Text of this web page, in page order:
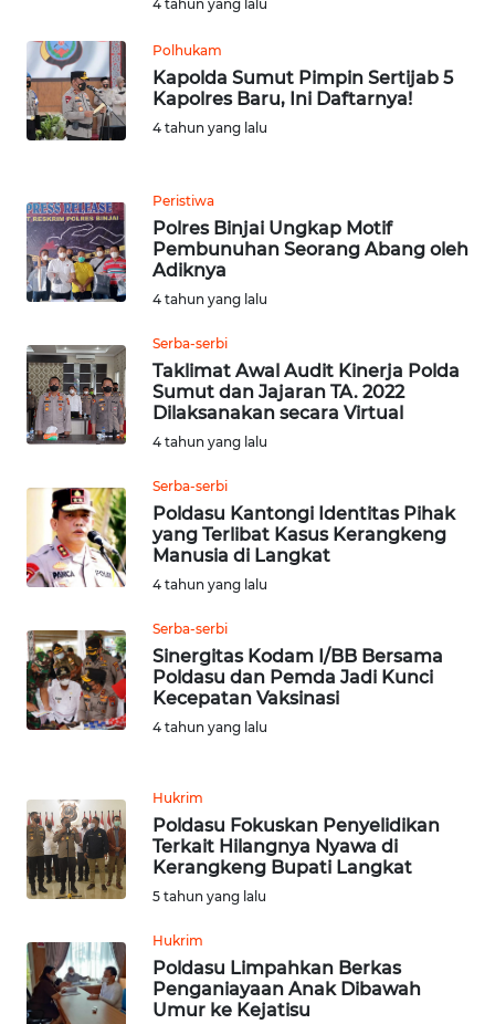
4 tahun yang lalu
Polhukam
Kapolda Sumut Pimpin Sertijab 5
Kapolres Baru, Ini Daftarnya!
4 tahun yang lalu
Peristiwa
Polres Binjai Ungkap Motif
Pembunuhan Seorang Abang oleh
Adiknya
4 tahun yang lalu
Serba-serbi
Taklimat Awal Audit Kinerja Polda
Sumut dan Jajaran TA. 2022
Dilaksanakan secara Virtual
4 tahun yang lalu
Serba-serbi
Poldasu Kantongi Identitas Pihak
yang Terlibat Kasus Kerangkeng
Manusia di Langkat
4 tahun yang lalu
Serba-serbi
Sinergitas Kodam I/BB Bersama
Poldasu dan Pemda Jadi Kunci
Kecepatan Vaksinasi
4 tahun yang lalu
Hukrim
Poldasu Fokuskan Penyelidikan
Terkait Hilangnya Nyawa di
Kerangkeng Bupati Langkat
5 tahun yang lalu
Hukrim
Poldasu Limpahkan Berkas
Penganiayaan Anak Dibawah
Umur ke Kejatisu
TINGGI
WN
PAKPAK
KARAWANG
WN
BEKASI
WN
BOGOR
WN
WN
TAPANULI
UTARA
SAMOSIR
WN
PADANG
WN
SUMEDANG
WN
WN
KEPULAUAN
SERIBU